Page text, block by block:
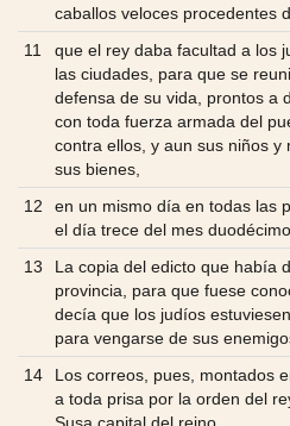
caballos veloces procedentes
11
que el rey daba facultad a los
las ciudades, para que se
defensa de su vida, prontos a
con toda fuerza armada del
contra ellos, y aun sus niños
sus bienes,
12
en un mismo día en todas las
el día trece del mes
13
La copia del edicto que había
provincia, para que fuese
decía que los judíos
para vengarse de sus
14
Los correos, pues, montados
a toda prisa por la orden del